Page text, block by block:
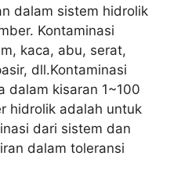
dalam sistem hidrolik
Kontaminasi
kaca, abu, serat,
dll.Kontaminasi
dalam kisaran 1~100
hidrolik adalah untuk
dari sistem dan
dalam toleransi